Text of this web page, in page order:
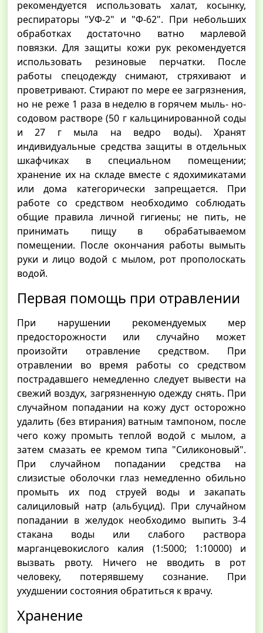
рекомендуется использовать халат, косынку,
респираторы "УФ-2" и "Ф-62". При небольших
обработках достаточно ватно марлевой
повязки. Для защиты кожи рук рекомендуется
использовать резиновые перчатки. После
работы спецодежду снимают, стряхивают и
проветривают. Стирают по мере ее загрязнения,
но не реже 1 раза в неделю в горячем мыль- но-
содовом растворе (50 г кальцинированной соды
и 27 г мыла на ведро воды). Хранят
индивидуальные средства защиты в отдельных
шкафчиках в специальном помещении;
хранение их на складе вместе с ядохимикатами
или дома категорически запрещается. При
работе со средством необходимо соблюдать
общие правила личной гигиены; не пить, не
принимать пищу в обрабатываемом
помещении. После окончания работы вымыть
руки и лицо водой с мылом, рот прополоскать
водой.
Первая помощь при отравлении
При нарушении рекомендуемых мер
предосторожности или случайно может
произойти отравление средством. При
отравлении во время работы со средством
пострадавшего немедленно следует вывести на
свежий воздух, загрязненную одежду снять. При
случайном попадании на кожу дуст осторожно
удалить (без втирания) ватным тампоном, после
чего кожу промыть теплой водой с мылом, а
затем смазать ее кремом типа "Силиконовый".
При случайном попадании средства на
слизистые оболочки глаз немедленно обильно
промыть их под струей воды и закапать
салициловый натр (альбуцид). При случайном
попадании в желудок необходимо выпить 3-4
стакана воды или слабого раствора
марганцевокислого калия (1:5000; 1:10000) и
вызвать рвоту. Ничего не вводить в рот
человеку, потерявшему сознание. При
ухудшении состояния обратиться к врачу.
Хранение